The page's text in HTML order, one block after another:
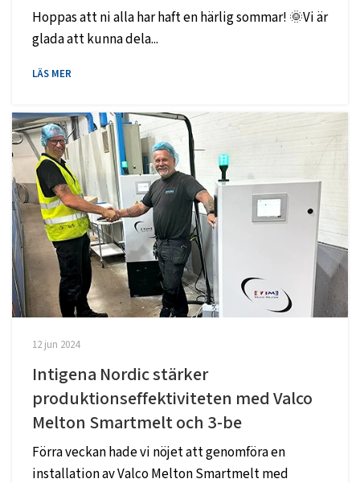
Hoppas att ni alla har haft en härlig sommar! 🌞Vi är
glada att kunna dela...
LÄS MER
12 jun 2024
Intigena Nordic stärker
produktionseffektiviteten med Valco
Melton Smartmelt och 3-be
Förra veckan hade vi nöjet att genomföra en
installation av Valco Melton Smartmelt med